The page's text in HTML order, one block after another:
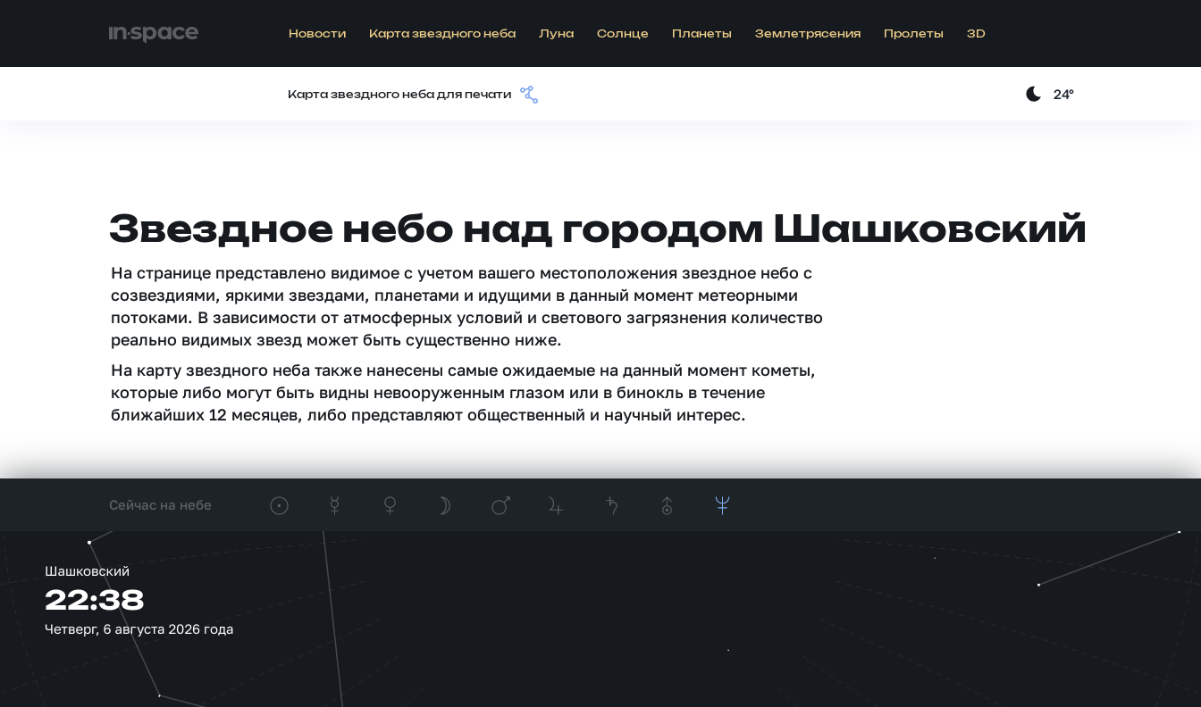
Новости Карта звездного неба Луна Солнце Планеты Землетрясения Пролеты 3D
Карта звездного неба для печати 24°
Звездное небо над городом Шашковский
На странице представлено видимое c учетом вашего местоположения звездное небо c
созвездиями, яркими звездами, планетами и идущими в данный момент метеорными
потоками. В зависимости от атмосферных условий и светового загрязнения количество
реально видимых звезд может быть существенно ниже.
На карту звездного неба также нанесены самые ожидаемые на данный момент кометы,
которые либо могут быть видны невооруженным глазом или в бинокль в течение
ближайших 12 месяцев, либо представляют общественный и научный интерес.
Сейчас на небе